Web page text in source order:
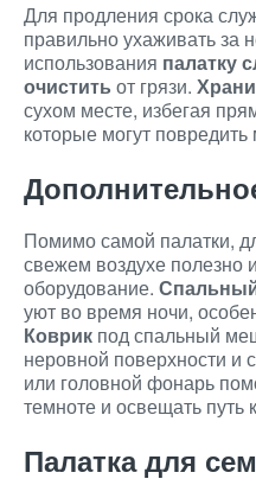
Для продления срока
правильно ухаживать за
использования палатку
очистить от грязи.
сухом месте, избегая
которые могут
Помимо самой палатки,
свежем воздухе полезно
оборудование.
уют во время ночи,
Коврик под спальный
неровной поверхности и
или головной фонарь
темноте и освещать путь
Палатка для